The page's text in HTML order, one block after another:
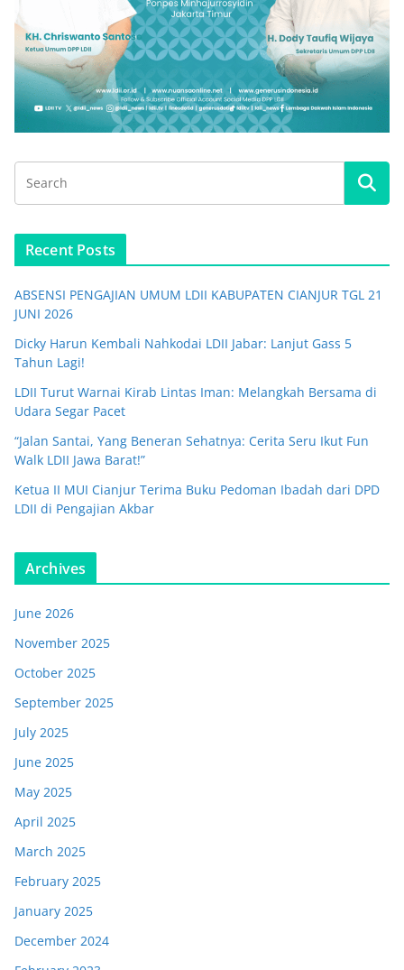
Recent Posts
ABSENSI PENGAJIAN UMUM LDII KABUPATEN CIANJUR TGL 21
JUNI 2026
Dicky Harun Kembali Nahkodai LDII Jabar: Lanjut Gass 5
Tahun Lagi!
LDII Turut Warnai Kirab Lintas Iman: Melangkah Bersama di
Udara Segar Pacet
“Jalan Santai, Yang Beneran Sehatnya: Cerita Seru Ikut Fun
Walk LDII Jawa Barat!”
Ketua II MUI Cianjur Terima Buku Pedoman Ibadah dari DPD
LDII di Pengajian Akbar
Archives
June 2026
November 2025
October 2025
September 2025
July 2025
June 2025
May 2025
April 2025
March 2025
February 2025
January 2025
December 2024